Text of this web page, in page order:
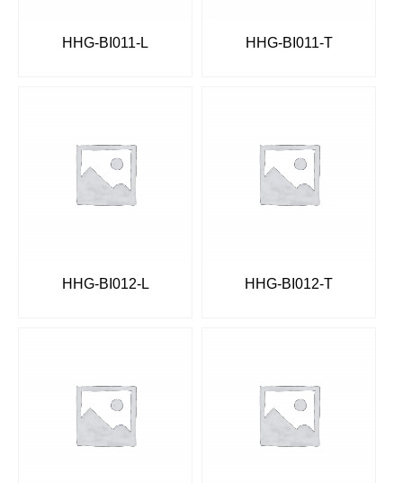
HHG-BI011-L HHG-BI011-T
HHG-BI012-L HHG-BI012-T